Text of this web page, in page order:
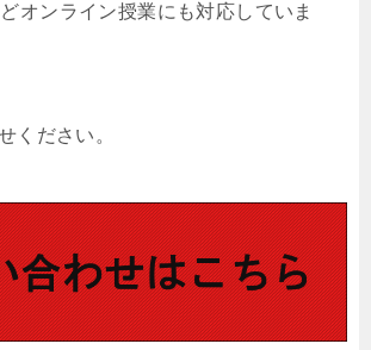
オンライン授業にも対応していま
ください。